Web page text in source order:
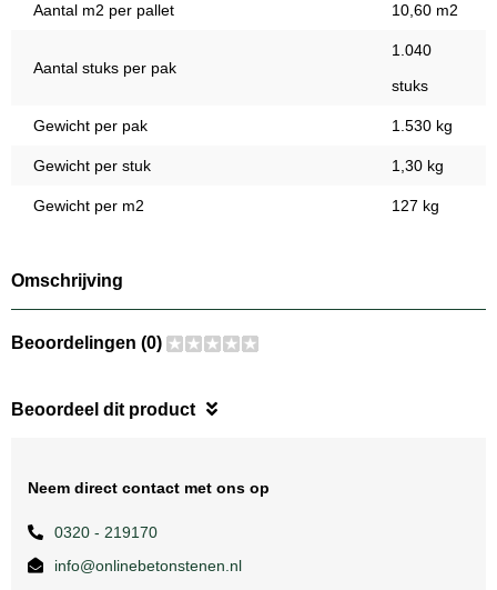
Aantal m2 per pallet 10,60 m2
Aantal stuks per pak
1.040
stuks
Gewicht per pak 1.530 kg
Gewicht per stuk 1,30 kg
Gewicht per m2 127 kg
Omschrijving
Beoordelingen (0)
Beoordeel dit product
Neem direct contact met ons op
0320 - 219170
info@onlinebetonstenen.nl